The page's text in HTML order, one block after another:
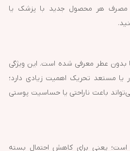
مصرف هر محصول جدید با پزشک یا
بدون عطر معرفی شده است. این ویژگی
مستعد تحریک اهمیت زیادی دارد؛
باعث ناراحتی یا حساسیت پوستی
است؛ یعنی برای کاهش احتمال بسته